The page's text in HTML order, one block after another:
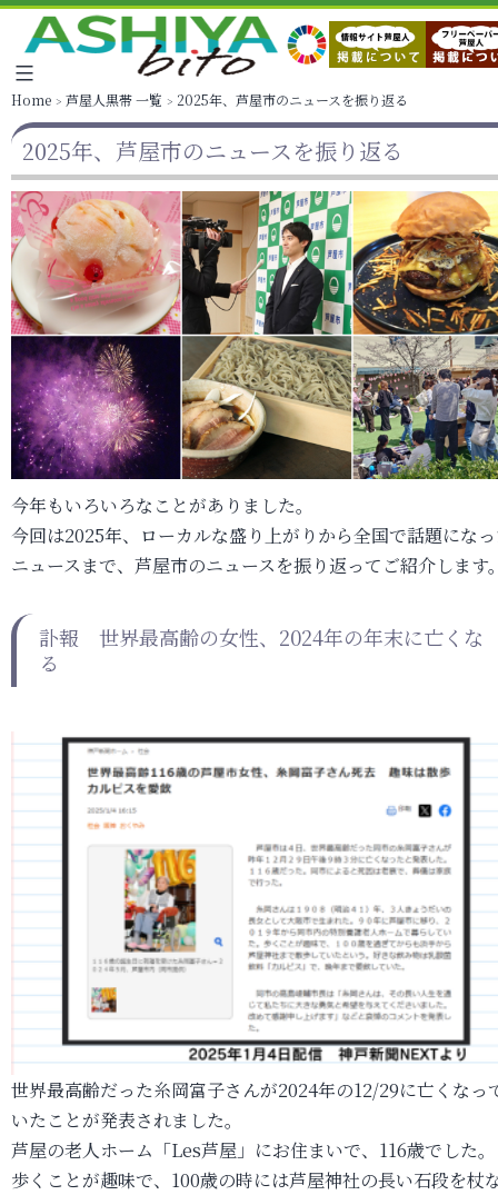
Home 芦屋人黒帯 一覧 2025年、芦屋市のニュースを振り返る
2025年、芦屋市のニュースを振り返る
今年もいろいろなことがありました。
今回は2025年、ローカルな盛り上がりから全国で話題にな
ニュースまで、芦屋市のニュースを振り返ってご紹介します
訃報 世界最高齢の女性、2024年の年末に亡くな
る
世界最高齢だった糸岡富子さんが2024年の12/29に亡くなっ
いたことが発表されました。
芦屋の老人ホーム「Les芦屋」にお住まいで、116歳でした。
歩くことが趣味で、100歳の時には芦屋神社の長い石段を杖